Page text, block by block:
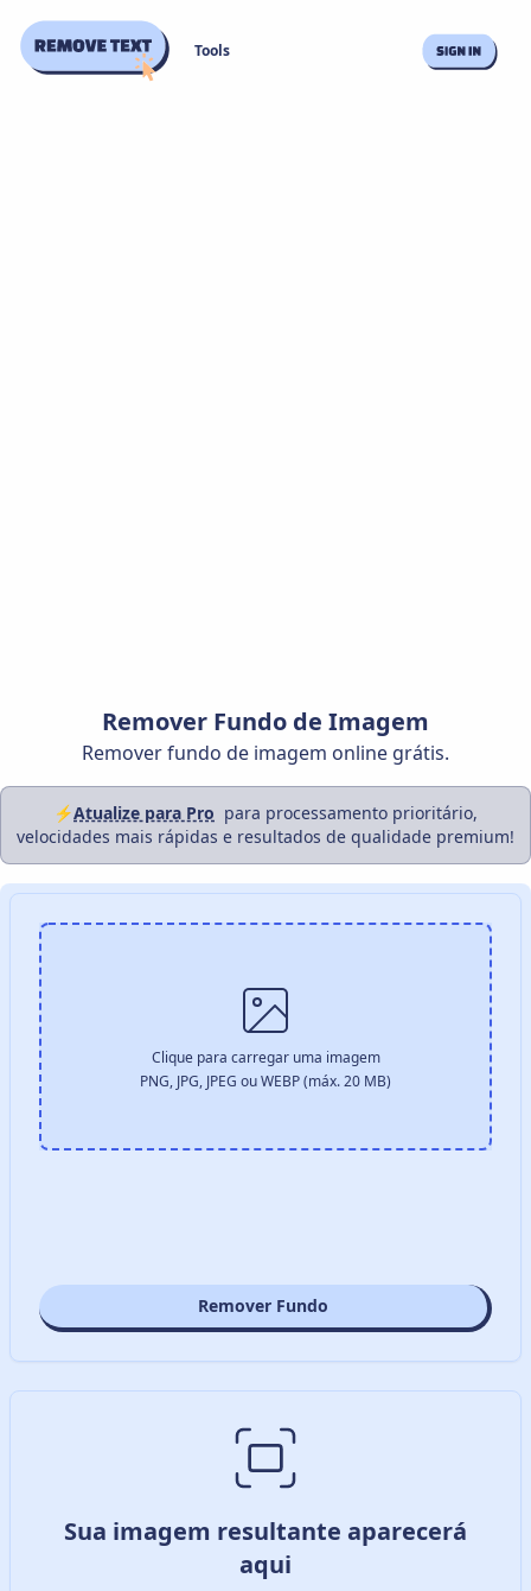
Tools
Remover Fundo de Imagem
Remover fundo de imagem online grátis.
⚡Atualize para Pro para processamento prioritário,
velocidades mais rápidas e resultados de qualidade premium!
Clique para carregar uma imagem
PNG, JPG, JPEG ou WEBP (máx. 20 MB)
Remover Fundo
Sua imagem resultante aparecerá
aqui